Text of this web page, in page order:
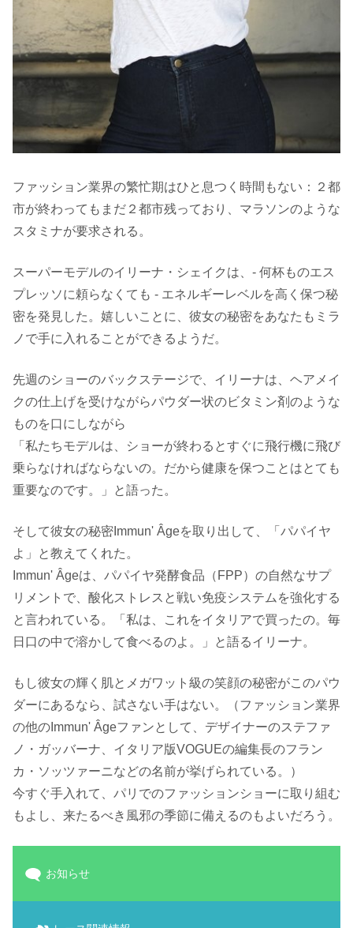
ファッション業界の繁忙期はひと息つく時間もない：２都
市が終わってもまだ２都市残っており、マラソンのような
スタミナが要求される。
スーパーモデルのイリーナ・シェイクは、- 何杯ものエス
プレッソに頼らなくても - エネルギーレベルを高く保つ秘
密を発見した。嬉しいことに、彼女の秘密をあなたもミラ
ノで手に入れることができるようだ。
先週のショーのバックステージで、イリーナは、ヘアメイ
クの仕上げを受けながらパウダー状のビタミン剤のような
ものを口にしながら
「私たちモデルは、ショーが終わるとすぐに飛行機に飛び
乗らなければならないの。だから健康を保つことはとても
重要なのです。」と語った。
そして彼女の秘密Immun' Âgeを取り出して、「パパイヤ
よ」と教えてくれた。
Immun' Âgeは、パパイヤ発酵食品（FPP）の自然なサプ
リメントで、酸化ストレスと戦い免疫システムを強化する
と言われている。「私は、これをイタリアで買ったの。毎
日口の中で溶かして食べるのよ。」と語るイリーナ。
もし彼女の輝く肌とメガワット級の笑顔の秘密がこのパウ
ダーにあるなら、試さない手はない。（ファッション業界
の他のImmun' Âgeファンとして、デザイナーのステファ
ノ・ガッバーナ、イタリア版VOGUEの編集長のフラン
カ・ソッツァーニなどの名前が挙げられている。）
今すぐ手入れて、パリでのファッションショーに取り組む
もよし、来たるべき風邪の季節に備えるのもよいだろう。
お知らせ